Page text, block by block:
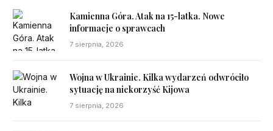
Kamienna Góra. Atak na 15-latka. Nowe
informacje o sprawcach
7 sierpnia, 2026
Wojna w Ukrainie. Kilka wydarzeń odwróciło
sytuację na niekorzyść Kijowa
7 sierpnia, 2026